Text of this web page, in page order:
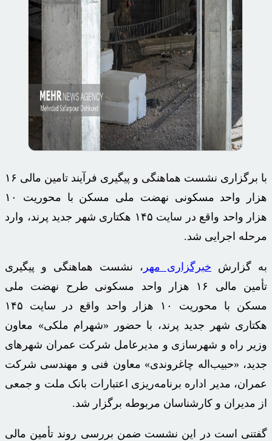
با برگزاری نشست هماهنگی و پیگیری فرآیند تامین مالی ۱۶
هزار واحد مسکونی نهضت ملی مسکن با محوریت ۱۰
هزار واحد واقع در سایت ۱۴۵ هکتاری شهر جدید پرند، وارد
مرحله اجرایی شد.
به گزارش خبرگزاری مهر ، نشست هماهنگی و پیگیری
تأمین مالی ۱۶ هزار واحد مسکونی طرح نهضت ملی
مسکن با محوریت ۱۰ هزار واحد واقع در سایت ۱۴۵
هکتاری شهر جدید پرند، با حضور «شهرام ملکی» معاون
وزیر راه و شهرسازی و مدیرعامل شرکت عمران شهرهای
جدید، «حبیب‌اله چاغروندی» معاون فنی و مهندسی شرکت
عمران، مدیر اداره برنامه‌ریزی اعتبارات بانک ملت و جمعی
از مدیران و کارشناسان مربوطه برگزار شد.
گفتنی است در این نشست ضمن بررسی روند تأمین مالی